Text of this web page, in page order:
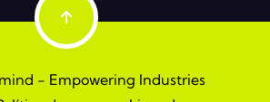
- Empowering Industries